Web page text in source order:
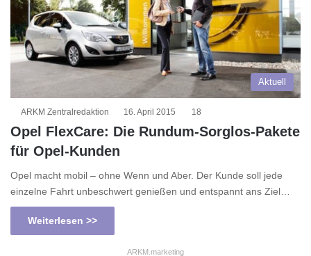
Aktuell
ARKM Zentralredaktion 16. April 2015 18
Opel FlexCare: Die Rundum-Sorglos-Pakete
für Opel-Kunden
Opel macht mobil – ohne Wenn und Aber. Der Kunde soll jede
einzelne Fahrt unbeschwert genießen und entspannt ans Ziel…
Weiterlesen >>
ARKM.marketing